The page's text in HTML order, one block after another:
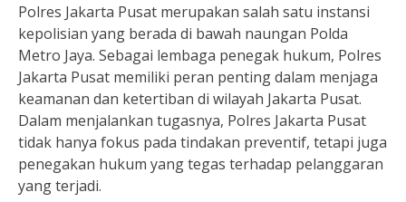
Polres Jakarta Pusat merupakan salah satu instansi
kepolisian yang berada di bawah naungan Polda
Metro Jaya. Sebagai lembaga penegak hukum, Polres
Jakarta Pusat memiliki peran penting dalam menjaga
keamanan dan ketertiban di wilayah Jakarta Pusat.
Dalam menjalankan tugasnya, Polres Jakarta Pusat
tidak hanya fokus pada tindakan preventif, tetapi juga
penegakan hukum yang tegas terhadap pelanggaran
yang terjadi.